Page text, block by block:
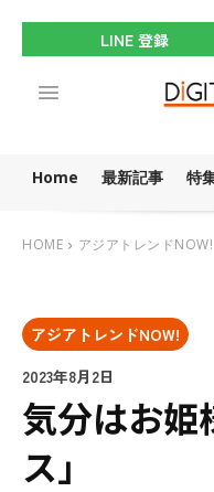
LINE 登録
Home 最新記事 特
HOME アジアトレンドNOW!
アジアトレンドNOW!
2023年8月2日
気分はお姫
ス」